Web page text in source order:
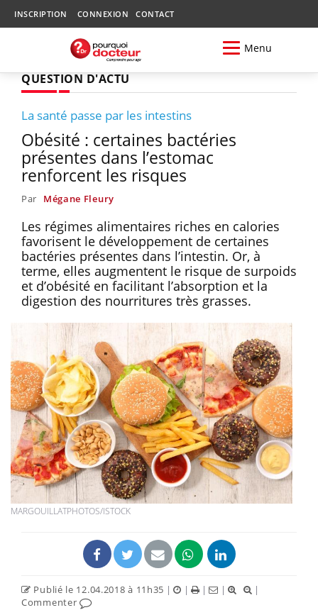
INSCRIPTION CONNEXION CONTACT
Menu
QUESTION D'ACTU
La santé passe par les intestins
Obésité : certaines bactéries
présentes dans l’estomac
renforcent les risques
Par Mégane Fleury
Les régimes alimentaires riches en calories
favorisent le développement de certaines
bactéries présentes dans l’intestin. Or, à
terme, elles augmentent le risque de surpoids
et d’obésité en facilitant l’absorption et la
digestion des nourritures très grasses.
MARGOUILLATPHOTOS/ISTOCK
Publié le 12.04.2018 à 11h35 | | | |
|
Commenter